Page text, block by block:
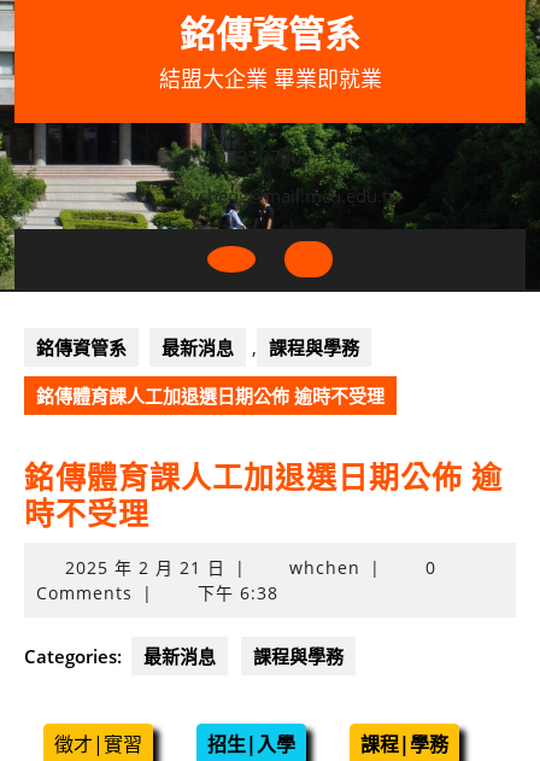
Skip
to
content
銘傳資管系
結盟大企業 畢業即就業
033507001+3318
wycheng@mail.mcu.edu.tw
Open
銘傳資管系
最新消息 , 課程與學務
銘傳體育課人工加退選日期公佈 逾時不受理
銘傳體育課人工加退選日期公佈 逾
時不受理
2025 年 2 月 21 日 2025
年
| whchen |
0
Comments
| 下午 6:38
Categories: 最新消息 課程與學務
徵才|實習 招生|入學 課程|學務